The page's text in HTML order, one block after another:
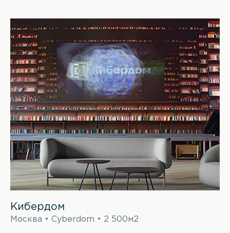
Кибердом
Москва • Cyberdom • 2 500м2